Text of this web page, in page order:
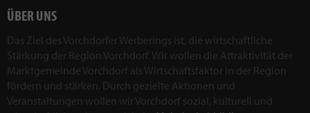
ÜBER UNS
Das Ziel des Vorchdorfer Werberings ist, die wirtschaftliche
Stärkung der Region Vorchdorf. Wir wollen die Attraktivität der
Marktgemeinde Vorchdorf als Wirtschaftsfaktor in der Region
fördern und stärken. Durch gezielte Aktionen und
Veranstaltungen wollen wir Vorchdorf sozial, kulturell und